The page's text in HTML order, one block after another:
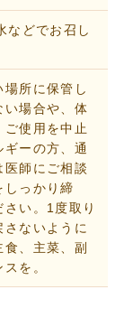
などでお召し
所に保管し
い場合や、体
使用を中止
ギーの方、通
医師にご相談
しっかり締
い。1度取り
ないように
、主菜、副
を。